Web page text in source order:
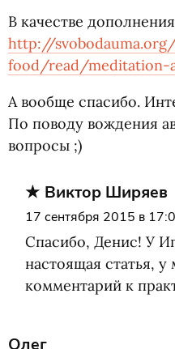
В качестве
http://
food/read/
А вообще спасибо.
По поводу вождения
вопросы ;)
Виктор Ширяев
17 сентября 2015 в
Спасибо, Денис! У
настоящая статья,
комментарий к